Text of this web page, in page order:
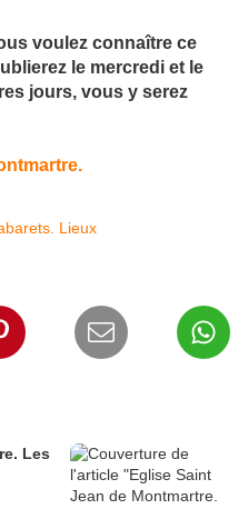
voulez connaître ce
le mercredi et le
jours, vous y serez
Lieux
Les